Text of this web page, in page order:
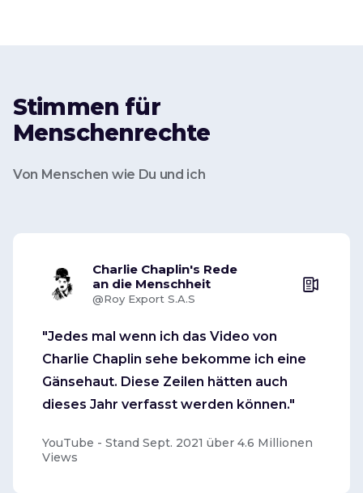
Stimmen für
Menschenrechte
Von Menschen wie Du und ich
Charlie Chaplin's Rede
an die Menschheit
@Roy Export S.A.S
"Jedes mal wenn ich das Video von
Charlie Chaplin sehe bekomme ich eine
Gänsehaut. Diese Zeilen hätten auch
dieses Jahr verfasst werden können."
YouTube - Stand Sept. 2021 über 4.6 Millionen
Views